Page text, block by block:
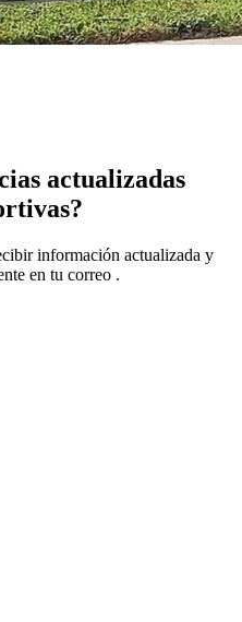
actualizadas
información actualizada y
en tu correo .